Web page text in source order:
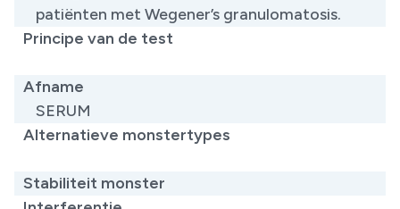
patiënten met Wegener’s granulomatosis.
Principe van de test
Afname
SERUM
Alternatieve monstertypes
Stabiliteit monster